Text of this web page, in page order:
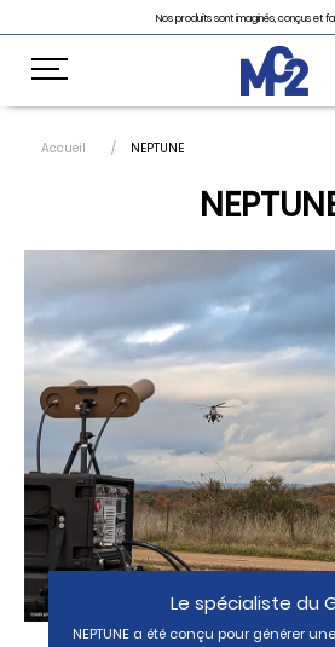
Accueil NEPTUNE
Le spécialiste du
NEPTUNE a été conçu pour générer
Nos produits sont imaginés, conçus et